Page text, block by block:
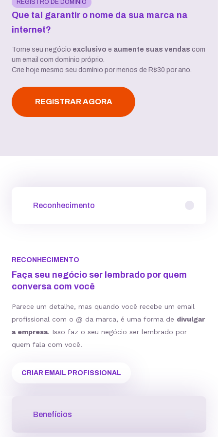
REGISTRO DE DOMÍNIO
Que tal garantir o nome da sua marca na
internet?
Torne seu negócio exclusivo e aumente suas vendas com
um email com domínio próprio.
Crie hoje mesmo seu domínio por menos de R$30 por ano.
REGISTRAR AGORA
Reconhecimento
Benefícios
RECONHECIMENTO
Faça seu negócio ser lembrado por quem
conversa com você
Parece um detalhe, mas quando você recebe um email
profissional com o @ da marca, é uma forma de divulgar
a empresa. Isso faz o seu negócio ser lembrado por
quem fala com você.
CRIAR EMAIL PROFISSIONAL